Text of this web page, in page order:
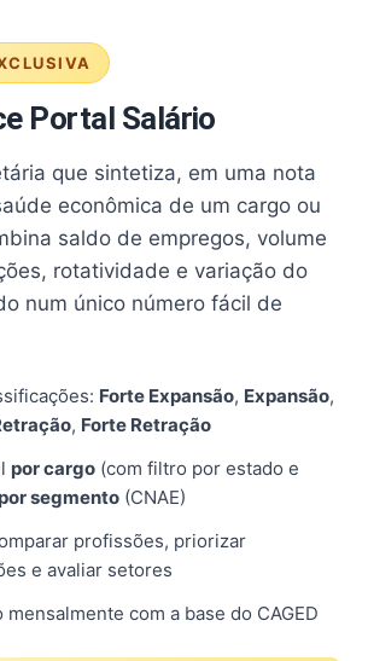
Portal Salário
que sintetiza, em uma nota
econômica de um cargo ou
saldo de empregos, volume
rotatividade e variação do
num único número fácil de
Forte Expansão, Expansão,
, Forte Retração
por cargo (com filtro por estado e
segmento (CNAE)
profissões, priorizar
e avaliar setores
mensalmente com a base do CAGED